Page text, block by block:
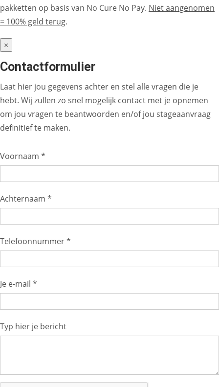
pakketten op basis van No Cure No Pay. Niet aangenomen
= 100% geld terug.
×
Contactformulier
Laat hier jou gegevens achter en stel alle vragen die je
hebt. Wij zullen zo snel mogelijk contact met je opnemen
om jou vragen te beantwoorden en/of jou stageaanvraag
definitief te maken.
Voornaam *
Achternaam *
Telefoonnummer *
Je e-mail *
Typ hier je bericht